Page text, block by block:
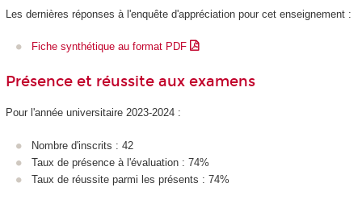
Les dernières réponses à l'enquête d'appréciation pour cet enseignement :
Fiche synthétique au format PDF
Présence et réussite aux examens
Pour l'année universitaire 2023-2024 :
Nombre d'inscrits : 42
Taux de présence à l'évaluation : 74%
Taux de réussite parmi les présents : 74%